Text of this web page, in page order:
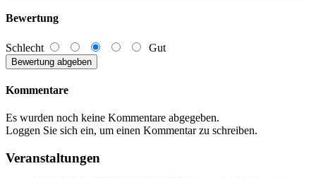
Bewertung
Schlecht Gut
Kommentare
Es wurden noch keine Kommentare abgegeben.
Loggen Sie sich ein, um einen Kommentar zu schreiben.
Veranstaltungen